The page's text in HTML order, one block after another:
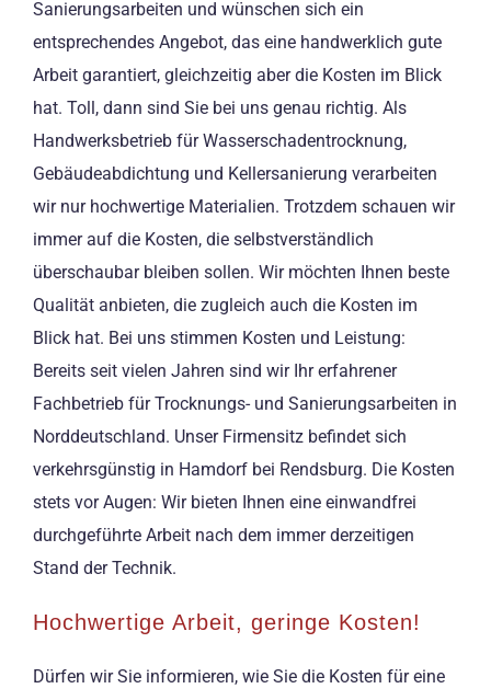
Sanierungsarbeiten und wünschen sich ein
entsprechendes Angebot, das eine handwerklich gute
Arbeit garantiert, gleichzeitig aber die Kosten im Blick
hat. Toll, dann sind Sie bei uns genau richtig. Als
Handwerksbetrieb für Wasserschadentrocknung,
Gebäudeabdichtung und Kellersanierung verarbeiten
wir nur hochwertige Materialien. Trotzdem schauen wir
immer auf die Kosten, die selbstverständlich
überschaubar bleiben sollen. Wir möchten Ihnen beste
Qualität anbieten, die zugleich auch die Kosten im
Blick hat. Bei uns stimmen Kosten und Leistung:
Bereits seit vielen Jahren sind wir Ihr erfahrener
Fachbetrieb für Trocknungs- und Sanierungsarbeiten in
Norddeutschland. Unser Firmensitz befindet sich
verkehrsgünstig in Hamdorf bei Rendsburg. Die Kosten
stets vor Augen: Wir bieten Ihnen eine einwandfrei
durchgeführte Arbeit nach dem immer derzeitigen
Stand der Technik.
Hochwertige Arbeit, geringe Kosten!
Dürfen wir Sie informieren, wie Sie die Kosten für eine